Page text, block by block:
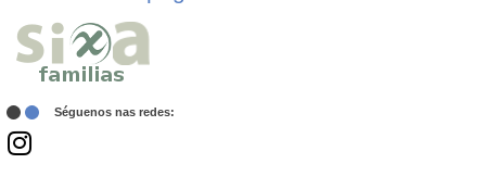
Séguenos nas redes: